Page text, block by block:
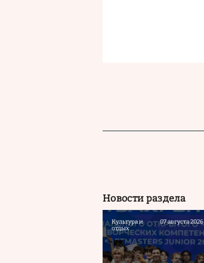
Новости раздела
Культура и
отдых
07 августа 2026